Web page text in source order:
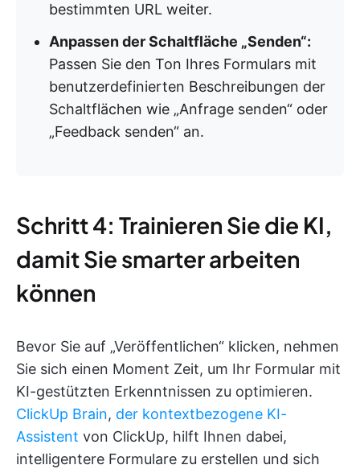
bestimmten URL weiter.
Anpassen der Schaltfläche „Senden“:
Passen Sie den Ton Ihres Formulars mit
benutzerdefinierten Beschreibungen der
Schaltflächen wie „Anfrage senden“ oder
„Feedback senden“ an.
Schritt 4: Trainieren Sie die KI,
damit Sie smarter arbeiten
können
Bevor Sie auf „Veröffentlichen“ klicken, nehmen
Sie sich einen Moment Zeit, um Ihr Formular mit
KI-gestützten Erkenntnissen zu optimieren.
ClickUp Brain, der kontextbezogene KI-
Assistent von ClickUp, hilft Ihnen dabei,
intelligentere Formulare zu erstellen und sich